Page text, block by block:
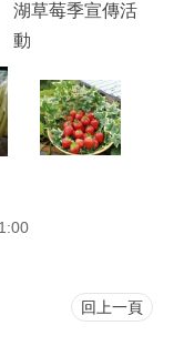
湖草莓季宣傳活
動
回上一頁